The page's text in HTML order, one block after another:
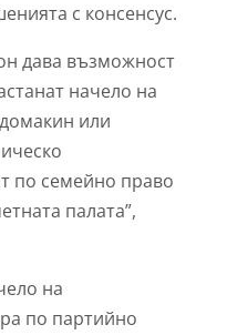
с консенсус.
дава възможност
начело на
или
по семейно право
палата”,
на
по партийно